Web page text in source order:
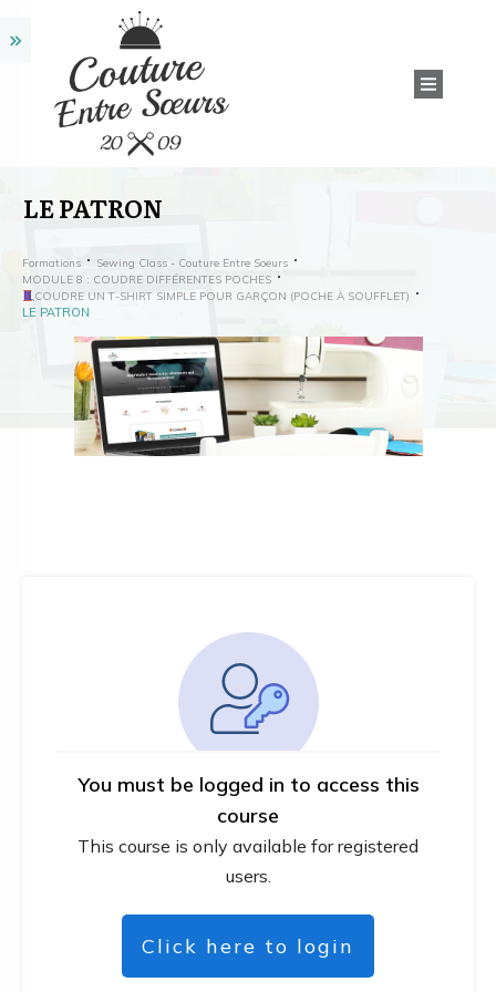
LE PATRON
Formations
Sewing Class - Couture Entre Soeurs
MODULE 8 : COUDRE DIFFÉRENTES POCHES
COUDRE UN T-SHIRT SIMPLE POUR GARÇON (POCHE À SOUFFLET)
LE PATRON
You must be logged in to access this
course
This course is only available for registered
users.
Click here to login